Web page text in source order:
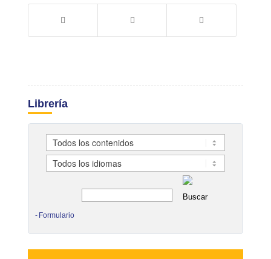
Librería
Formulario